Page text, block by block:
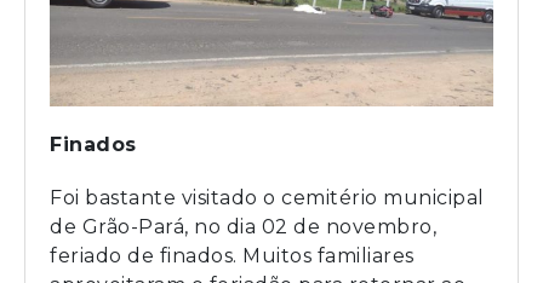
Finados
Foi bastante visitado o cemitério municipal
de Grão-Pará, no dia 02 de novembro,
feriado de finados. Muitos familiares